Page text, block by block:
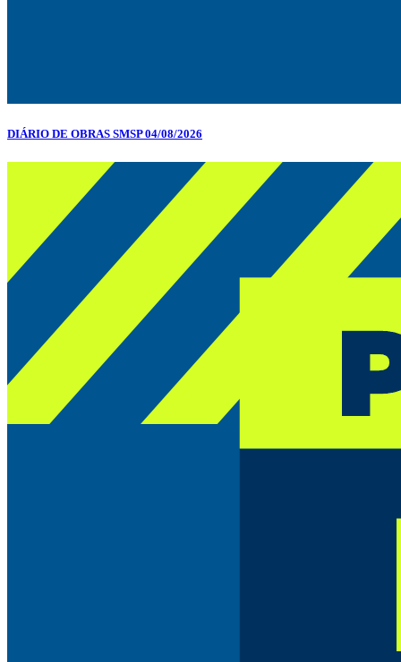
DIÁRIO DE OBRAS SMSP 04/08/2026